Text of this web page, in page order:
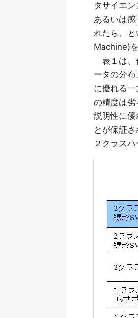
タサイエ
あるいは
れたら、
Machine)
表１は、
ータの分
に優れる
の精度は
説明性に優
とが保証
２クラス